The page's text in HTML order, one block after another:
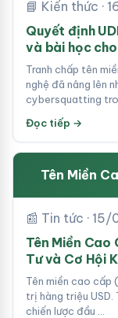
📘 Kiến thức ·
Quyết định
và bài học
Tranh chấp tên
nghệ đã nâng lên
cybersquatting
Đọc tiếp →
Tên Miền
📰 Tin tức ·
Tên Miền Cao
Tư và Cơ Hội
Tên miền cao cấp
trị hàng triệu USD.
chiến lược đầu …